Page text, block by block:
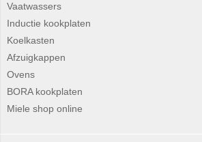
Vaatwassers
Inductie kookplaten
Koelkasten
Afzuigkappen
Ovens
BORA kookplaten
Miele shop online